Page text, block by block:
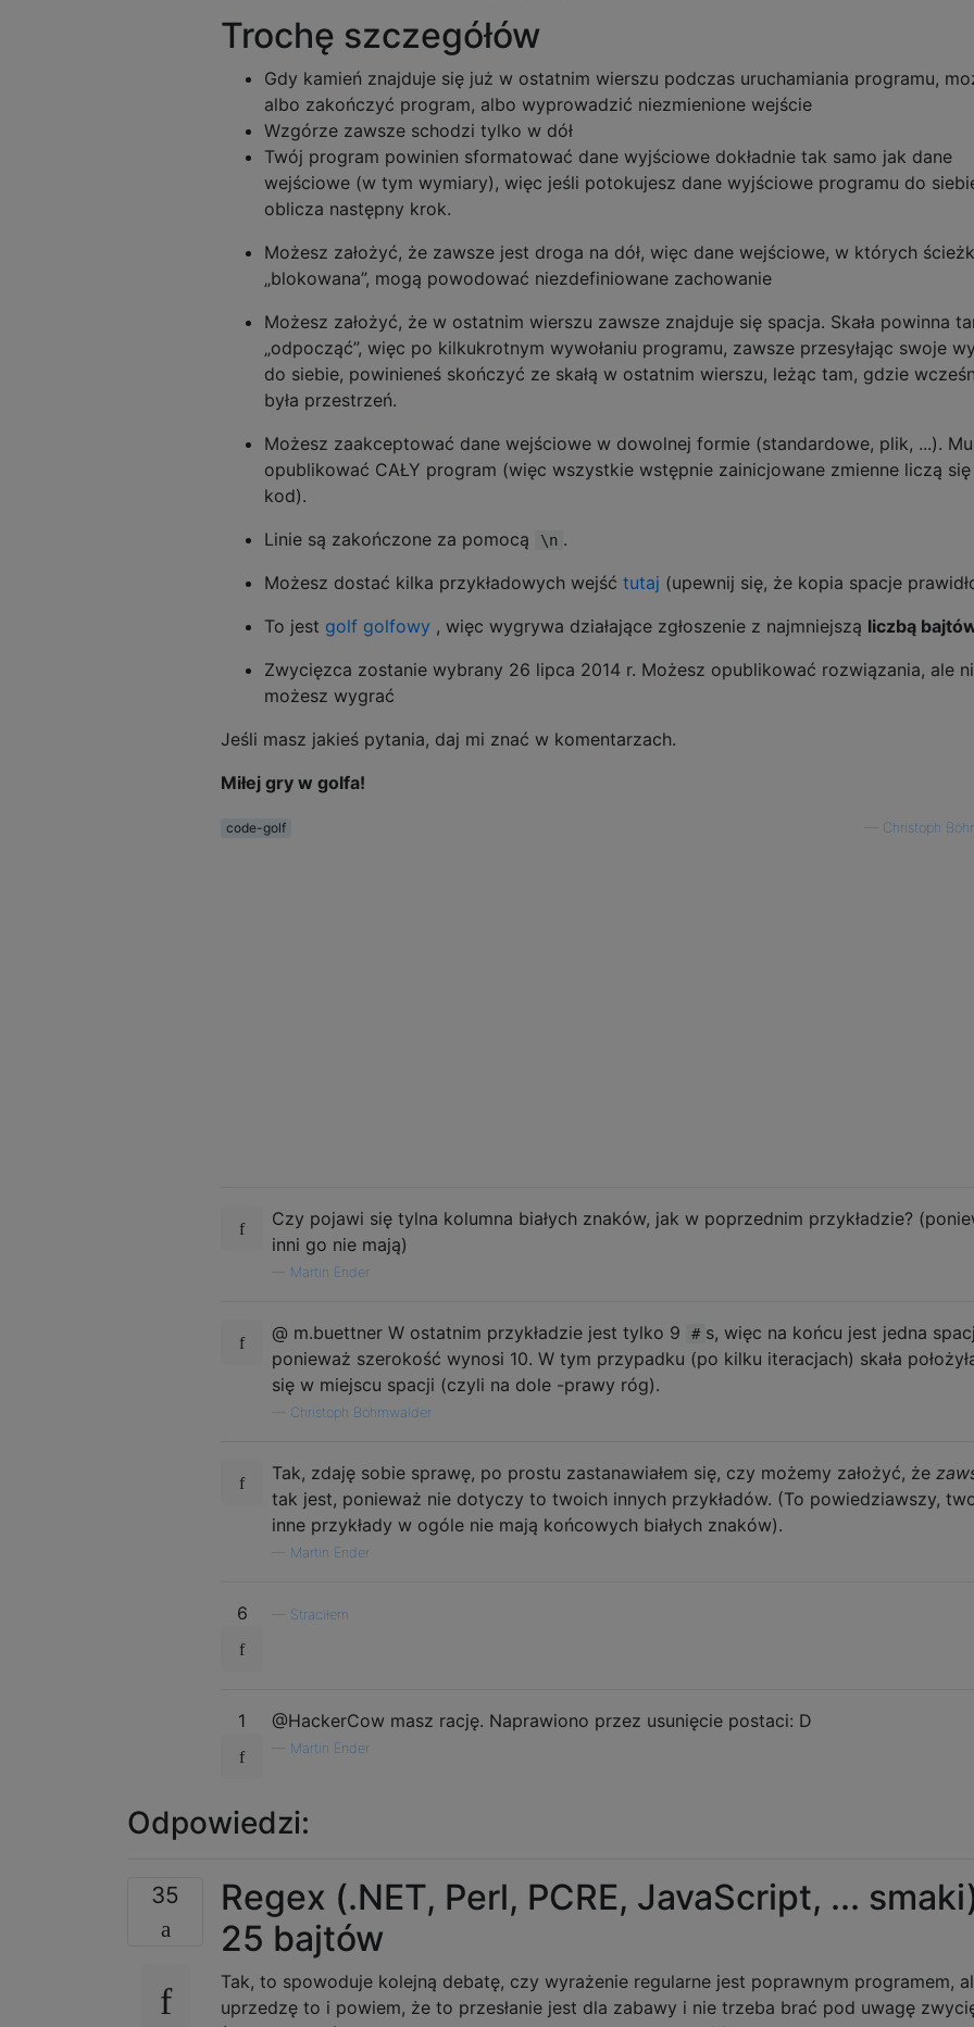
Trochę szczegółów
Gdy kamień znajduje się już w ostatnim wierszu podczas uruchamiania programu,
albo zakończyć program, albo wyprowadzić niezmienione wejście
Wzgórze zawsze schodzi tylko w dół
Twój program powinien sformatować dane wyjściowe dokładnie tak samo jak dane
wejściowe (w tym wymiary), więc jeśli potokujesz dane wyjściowe programu do
oblicza następny krok.
Możesz założyć, że zawsze jest droga na dół, więc dane wejściowe, w których
„blokowana”, mogą powodować niezdefiniowane zachowanie
Możesz założyć, że w ostatnim wierszu zawsze znajduje się spacja. Skała powinna
„odpocząć”, więc po kilkukrotnym wywołaniu programu, zawsze przesyłając swoje
do siebie, powinieneś skończyć ze skałą w ostatnim wierszu, leżąc tam, gdzie
była przestrzeń.
Możesz zaakceptować dane wejściowe w dowolnej formie (standardowe, plik, ...).
opublikować CAŁY program (więc wszystkie wstępnie zainicjowane zmienne liczą
kod).
Linie są zakończone za pomocą
\n .
Możesz dostać kilka przykładowych wejść tutaj (upewnij się, że kopia spacje
To jest golf golfowy , więc wygrywa działające zgłoszenie z najmniejszą liczbą
Zwycięzca zostanie wybrany 26 lipca 2014 r. Możesz opublikować rozwiązania, ale
możesz wygrać
Jeśli masz jakieś pytania, daj mi znać w komentarzach.
Miłej gry w golfa!
code-golf
Christoph
Czy pojawi się tylna kolumna białych znaków, jak w poprzednim przykładzie?
inni go nie mają)
Martin Ender
@ m.buettner W ostatnim przykładzie jest tylko 9 # s, więc na końcu jest jedna
ponieważ szerokość wynosi 10. W tym przypadku (po kilku iteracjach) skała
się w miejscu spacji (czyli na dole -prawy róg).
Christoph Böhmwalder
Tak, zdaję sobie sprawę, po prostu zastanawiałem się, czy możemy założyć, że
tak jest, ponieważ nie dotyczy to twoich innych przykładów. (To powiedziawszy,
inne przykłady w ogóle nie mają końcowych białych znaków).
Martin Ender
6 Straciłem
1 @HackerCow masz rację. Naprawiono przez usunięcie postaci: D
Martin Ender
Odpowiedzi:
35
Regex (.NET, Perl, PCRE, JavaScript, ...
25 bajtów
Tak, to spowoduje kolejną debatę, czy wyrażenie regularne jest poprawnym programem,
uprzedzę to i powiem, że to przesłanie jest dla zabawy i nie trzeba brać pod uwagę